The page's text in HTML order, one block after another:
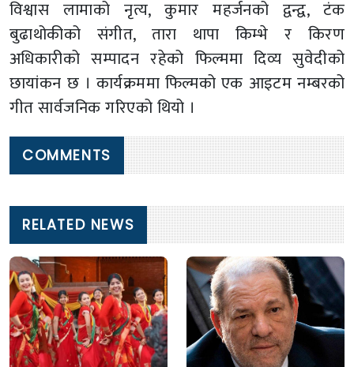
विश्वास लामाको नृत्य, कुमार महर्जनको द्वन्द्व, टंक
बुढाथोकीको संगीत, तारा थापा किम्भे र किरण
अधिकारीको सम्पादन रहेको फिल्ममा दिव्य सुवेदीको
छायांकन छ । कार्यक्रममा फिल्मको एक आइटम नम्बरको
गीत सार्वजनिक गरिएको थियो ।
COMMENTS
RELATED NEWS